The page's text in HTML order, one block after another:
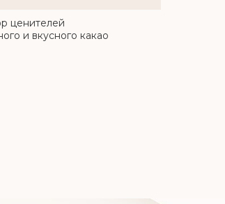
ценителей
и вкусного какао